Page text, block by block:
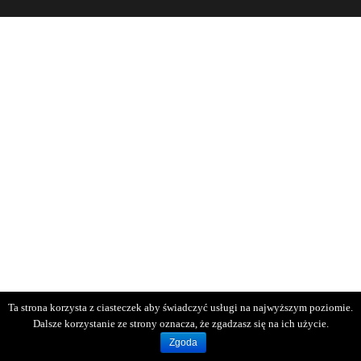
Ta strona korzysta z ciasteczek aby świadczyć usługi na najwyższym poziomie.
Dalsze korzystanie ze strony oznacza, że zgadzasz się na ich użycie.
Zgoda